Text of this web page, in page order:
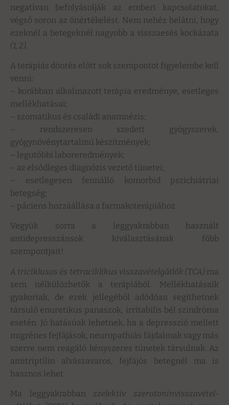
negatívan befolyásolják az emberi kapcsolatokat,
végső soron az önértékelést. Nem nehéz belátni, hogy
ezeknél a betegeknél nagyobb a visszaesés kockázata
(1, 2)
A terápiás döntés előtt sok szempontot figyelembe kell
venni:
– korábban alkalmazott terápia eredménye, esetleges
mellékhatásai;
– szomatikus és családi anamnézis;
– rendszeresen szedett gyógyszerek,
gyógynövénytartalmú készítmények;
– legutóbbi laboreredmények;
– az elsődleges diagnózis vezető tünetei;
– esetlegesen fennálló komorbid pszichiátriai
betegség;
– páciens hozzáállása a farmakoterápiához.
Vegyük sorra a leggyakrabban használt
antidepresszánsok kiválasztásának főbb
szempontjait!
A triciklusos és tetraciklikus visszavételgátlók (TCA) ma
sem nélkülözhetők a terápiából. Mellékhatásaik
gyakoriak, de ezek jellegéből adódóan segíthetnek
társuló enuretikus panaszok, irritabilis bél szindróma
esetén. Jó hatásúak lehetnek, ha a depresszió mellett
migrénes fejfájások, neuropathiás fájdalmak vagy más
szerre nem reagáló kényszeres tünetek társulnak. Az
amitriptilin alvászavaros, fejfájós betegnél ma is
hasznos lehet.
Ma leggyakrabban szelektív szerotoninvisszavétel-